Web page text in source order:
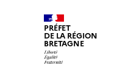
PRÉFET
DE LA RÉGION
BRETAGNE